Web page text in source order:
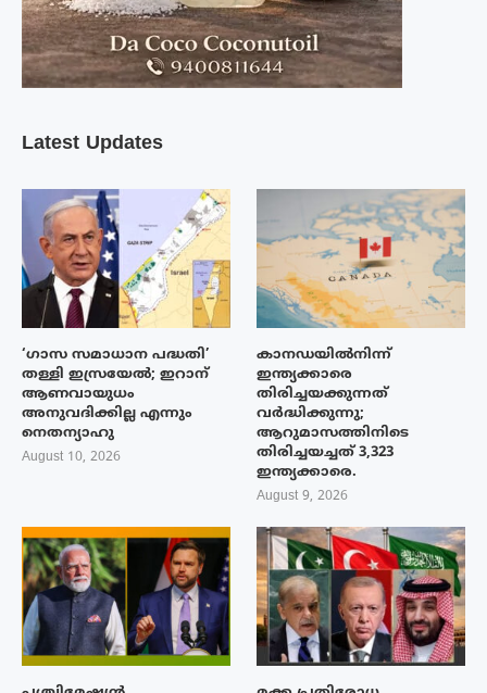
Latest Updates
‘ഗാസ സമാധാന പദ്ധതി’
തള്ളി ഇസ്രയേൽ; ഇറാന്
ആണവായുധം
അനുവദിക്കില്ല എന്നും
നെതന്യാഹു
August 10, 2026
കാനഡയിൽനിന്ന്
ഇന്ത്യക്കാരെ
തിരിച്ചയക്കുന്നത്
വർദ്ധിക്കുന്നു;
ആറുമാസത്തിനിടെ
തിരിച്ചയച്ചത് 3,323
ഇന്ത്യക്കാരെ.
August 9, 2026